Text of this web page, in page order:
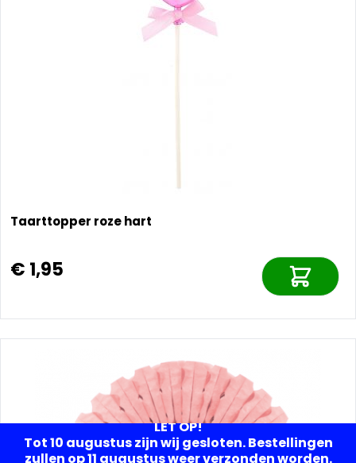
LET OP!
Tot 10 augustus zijn wij gesloten. Bestellingen
zullen op 11 augustus weer verzonden worden.
Taarttopper roze hart
€ 1,95